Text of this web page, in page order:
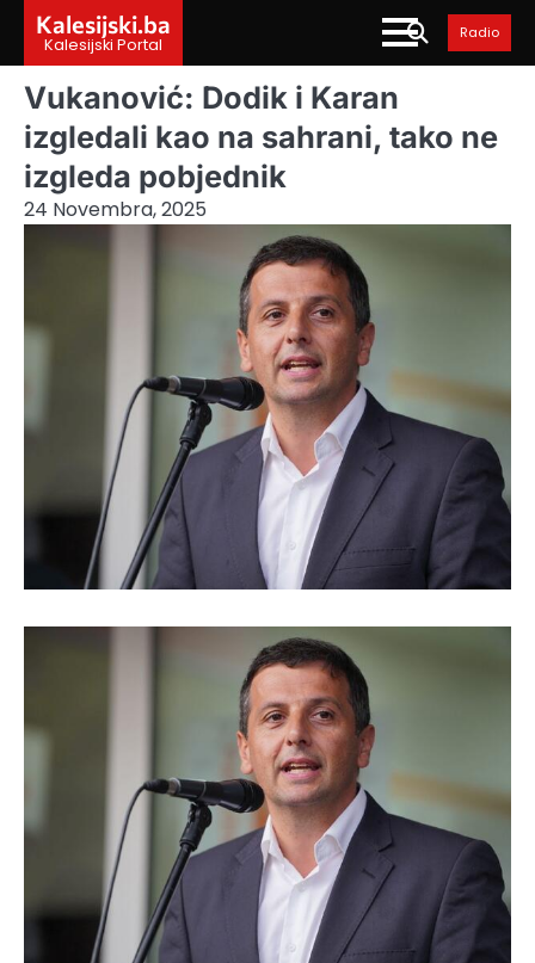
content
Kalesijski.ba
Kalesijski Portal
Radio
Vukanović: Dodik i Karan
izgledali kao na sahrani, tako ne
izgleda pobjednik
24 Novembra, 2025